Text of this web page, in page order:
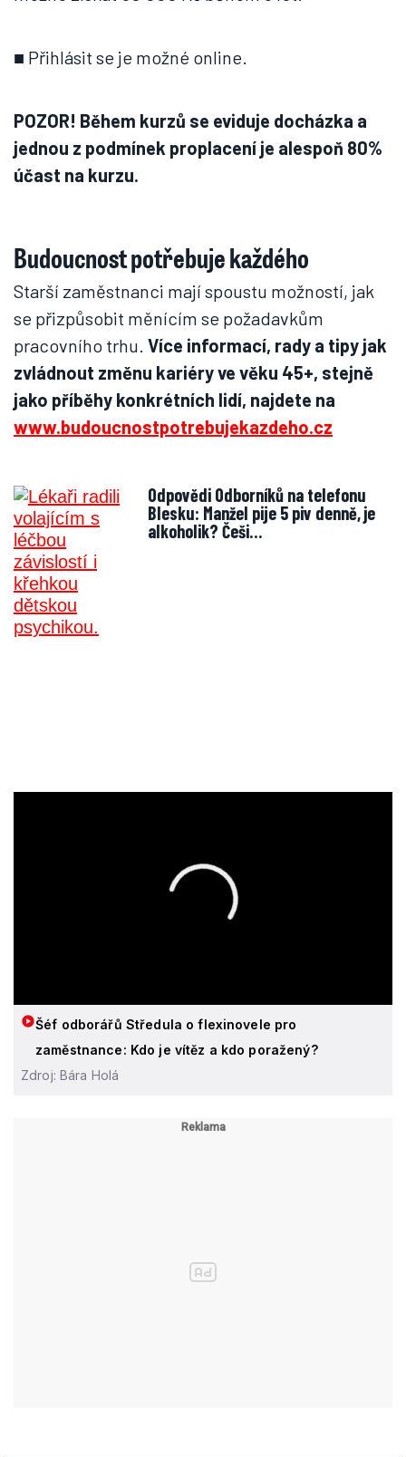
■ Přihlásit se je možné online.
POZOR! Během kurzů se eviduje docházka a
jednou z podmínek proplacení je alespoň 80%
účast na kurzu.
Budoucnost potřebuje každého
Starší zaměstnanci mají spoustu možností, jak
se přizpůsobit měnícím se požadavkům
pracovního trhu. Více informací, rady a tipy jak
zvládnout změnu kariéry ve věku 45+, stejně
jako příběhy konkrétních lidí, najdete na
www.budoucnostpotrebujekazdeho.cz
Odpovědi Odborníků na telefonu
Blesku: Manžel pije 5 piv denně, je
alkoholik? Češi…
Šéf odborářů Středula o flexinovele pro
zaměstnance: Kdo je vítěz a kdo poražený?
Zdroj: Bára Holá